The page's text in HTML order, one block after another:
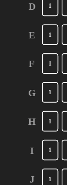
D
E
F
G
H
I
J
1
1
1
1
1
1
1